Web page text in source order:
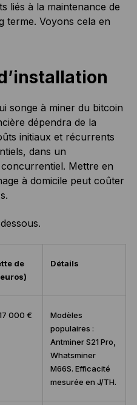
liés à la maintenance de
terme. Voyons cela en
songe à miner du bitcoin
dépendra de la
initiaux et récurrents
dans un
Mettre en
à domicile peut coûter
de
Détails
000 €
Modèles
populaires :
Antminer S21 Pro,
Whatsminer
M66S. Efficacité
mesurée en J/TH.